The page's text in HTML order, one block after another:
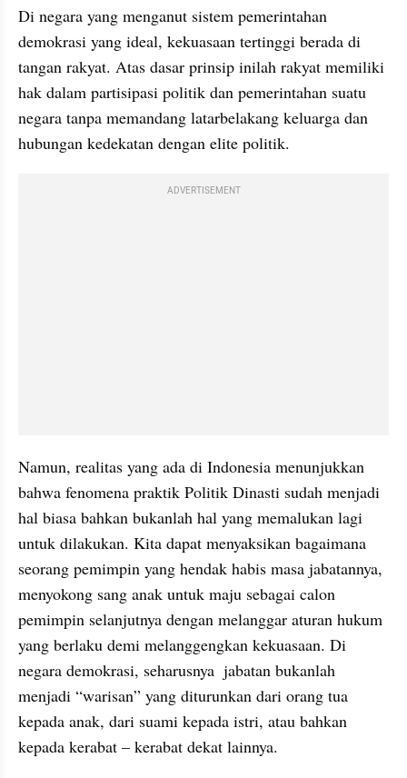
Di negara yang menganut sistem pemerintahan
demokrasi yang ideal, kekuasaan tertinggi berada di
tangan rakyat. Atas dasar prinsip inilah rakyat memiliki
hak dalam partisipasi politik dan pemerintahan suatu
negara tanpa memandang latarbelakang keluarga dan
hubungan kedekatan dengan elite politik.
ADVERTISEMENT
Namun, realitas yang ada di Indonesia menunjukkan
bahwa fenomena praktik Politik Dinasti sudah menjadi
hal biasa bahkan bukanlah hal yang memalukan lagi
untuk dilakukan. Kita dapat menyaksikan bagaimana
seorang pemimpin yang hendak habis masa jabatannya,
menyokong sang anak untuk maju sebagai calon
pemimpin selanjutnya dengan melanggar aturan hukum
yang berlaku demi melanggengkan kekuasaan. Di
negara demokrasi, seharusnya  jabatan bukanlah
menjadi “warisan” yang diturunkan dari orang tua
kepada anak, dari suami kepada istri, atau bahkan
kepada kerabat – kerabat dekat lainnya.